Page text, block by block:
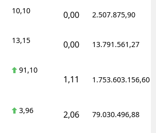
10,10 0,00 2.507.875,90
13,15 0,00 13.791.561,27
91,10
1,11 1.753.603.156,60
3,96 2,06 79.030.496,88